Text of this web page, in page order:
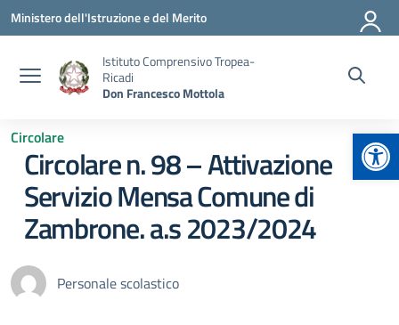
Vai ai contenuti
Vai al menu di navigazione
Vai al footer
Ministero dell'Istruzione e del Merito
Istituto Comprensivo Tropea-
Ricadi
Don Francesco Mottola
Circolare
Circolare n. 98 – Attivazione
Servizio Mensa Comune di
Zambrone. a.s 2023/2024
Personale scolastico